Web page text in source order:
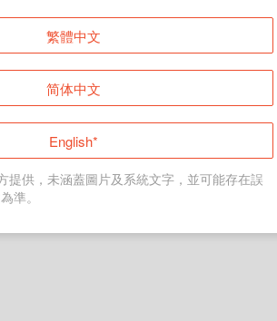
登入
返回首頁
繁體中文
简体中文
English*
提供，未涵蓋圖片及系統文字，並可能存在誤
準。